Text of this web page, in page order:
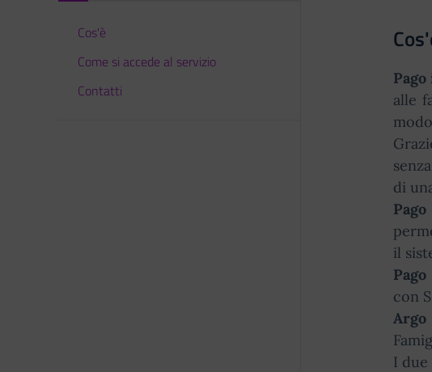
Cos'è
Come si accede al servizio
Contatti
alle
di
il
con
Argo
I due